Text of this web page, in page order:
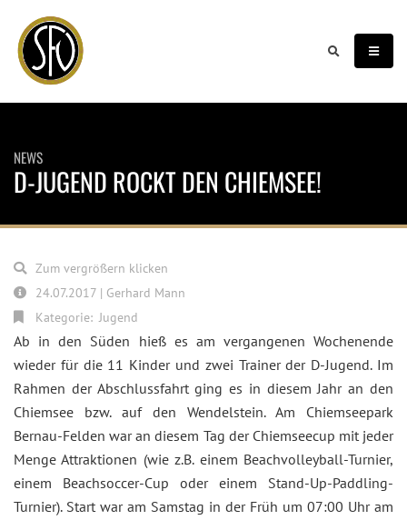
NEWS
D-JUGEND ROCKT DEN CHIEMSEE!
Ab in den Süden hieß es am vergangenen Wochenende
wieder für die 11 Kinder und zwei Trainer der D-Jugend. Im
Rahmen der Abschlussfahrt ging es in diesem Jahr an den
Chiemsee bzw. auf den Wendelstein. Am Chiemseepark
Bernau-Felden war an diesem Tag der Chiemseecup mit jeder
Menge Attraktionen (wie z.B. einem Beachvolleyball-Turnier,
einem Beachsoccer-Cup oder einem Stand-Up-Paddling-
Turnier). Start war am Samstag in der Früh um 07:00 Uhr am
Zum vergrößern klicken
24.07.2017 | Gerhard Mann
Kategorie: Jugend